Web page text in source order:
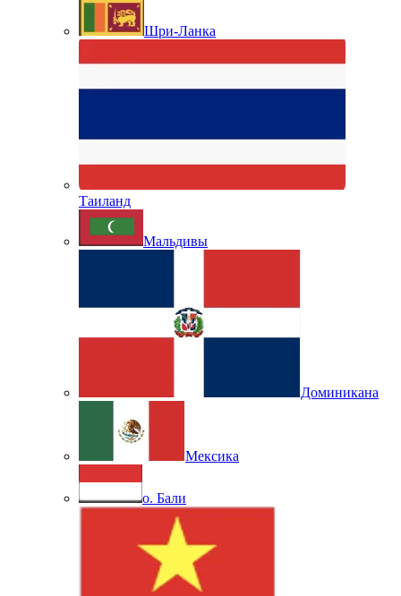
Шри-Ланка
Таиланд
Мальдивы
Доминикана
Мексика
о. Бали